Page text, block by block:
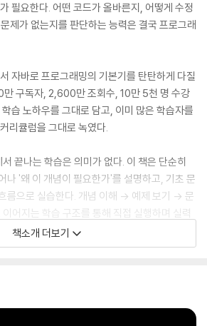
필요한다. 어떤 코드가 올바른지, 어떻게 수정
제가 없는지를 판단하는 능력은 결국 프로그래
자바로 프로그래밍의 기본기를 탄탄하게 다질
만 구독자, 2,600만 조회수, 10만 5천 명 수강
학습 노하우를 그대로 담고, 이미 많은 학습자를
리큘럼을 그대로 녹였다.
끝나는 학습은 의미가 없다. 이 책은 단순히
나 '왜 이 개념이 필요한가'를 설명하고, 기초 문
름으로 실습한다. 개념 이해 → 예제 보기 → 문
어지는 학습 구조를 통해 직접 실행하며 실력
해결하는 개발자의 사고 방식을 기릅니다. AI 시
러분의 가장 강력한 경쟁력이 될 것이다.
책소개 더보기